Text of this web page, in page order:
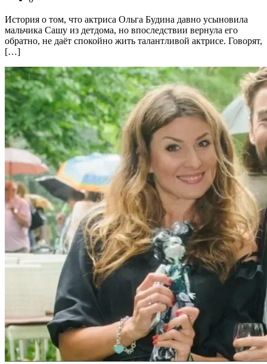
История о том, что актриса Ольга Будина давно усыновила
мальчика Сашу из детдома, но впоследствии вернула его
обратно, не даёт спокойно жить талантливой актрисе. Говорят,
[…]